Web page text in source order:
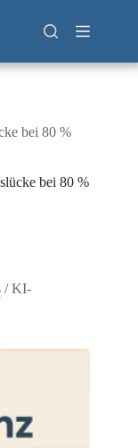
bei 80 %
bei 80 %
/KI-